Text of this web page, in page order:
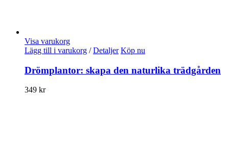
Visa varukorg
Lägg till i varukorg / Detaljer Köp nu
Drömplantor: skapa den naturlika trädgården
349 kr